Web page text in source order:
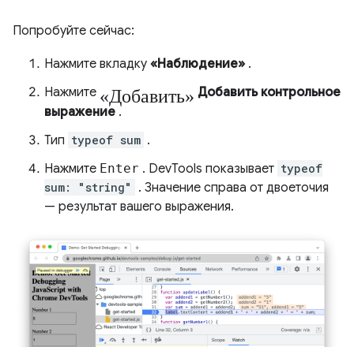
Попробуйте сейчас:
Нажмите вкладку «Наблюдение» .
Нажмите «Добавить» Добавить контрольное
выражение .
Тип typeof sum .
Нажмите Enter . DevTools показывает typeof
sum: "string"
. Значение справа от двоеточия
— результат вашего выражения.